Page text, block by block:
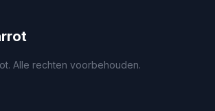
Alle rechten voorbehouden.